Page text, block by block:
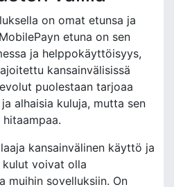
on omat etunsa ja
etuna on sen
ja helppokäyttöisyys,
kansainvälisissä
puolestaan tarjoaa
alhaisia kuluja, mutta sen
kansainvälinen käyttö ja
kulut voivat olla
muihin sovelluksiin. On